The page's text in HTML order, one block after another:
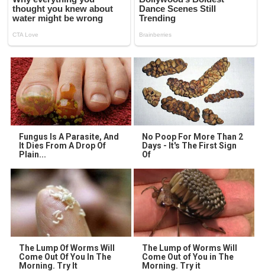
Fungus Is A Parasite, And
It Dies From A Drop Of
Plain...
No Poop For More Than 2
Days - It's The First Sign
Of
The Lump Of Worms Will
Come Out Of You In The
Morning. Try It
The Lump of Worms Will
Come Out of You in The
Morning. Try it